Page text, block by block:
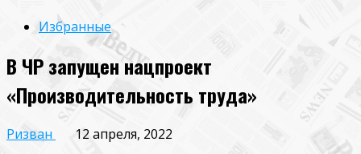
Избранные
В ЧР запущен нацпроект
«Производительность труда»
Ризван
12 апреля, 2022